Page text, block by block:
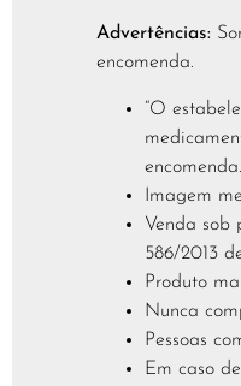
Advertências:
encomenda.
“O
encomenda.
Imagem
Venda sob
586/2013
Produto
Nunca
Pessoas
Em caso